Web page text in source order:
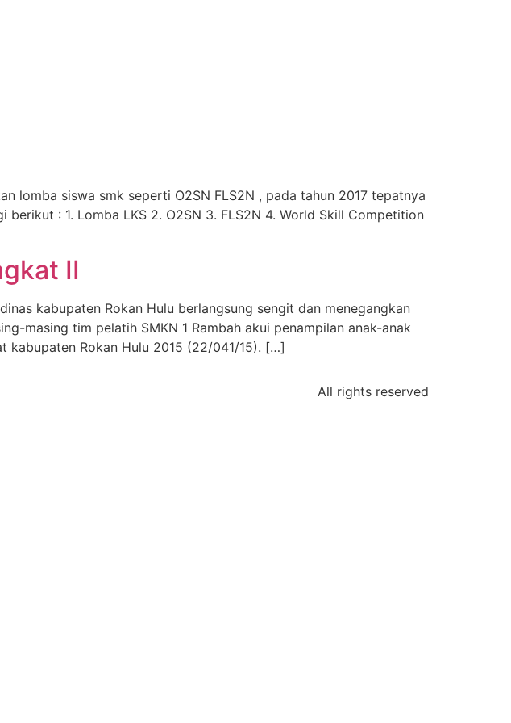
lomba siswa smk seperti O2SN FLS2N , pada tahun 2017 tepatnya
: 1. Lomba LKS 2. O2SN 3. FLS2N 4. World Skill Competition
II
kabupaten Rokan Hulu berlangsung sengit dan menegangkan
masing tim pelatih SMKN 1 Rambah akui penampilan anak-anak
kabupaten Rokan Hulu 2015 (22/041/15). […]
All rights reserved